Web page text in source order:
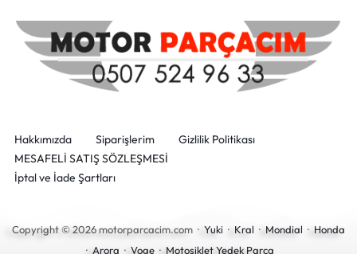
Hakkımızda Siparişlerim
Gizlilik Politikası
MESAFELİ SATIŞ SÖZLEŞMESİ
İptal ve İade Şartları
Copyright © 2026 motorparcacim.com · Yuki · Kral · Mondial · Honda
· Arora · Voge· Motosiklet Yedek Parça